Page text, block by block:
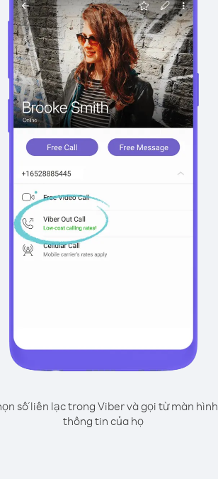
số liên lạc trong Viber và gọi từ màn hình
thông tin của họ